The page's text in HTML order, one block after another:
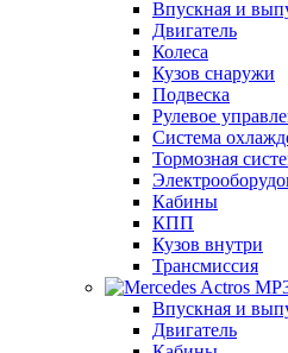
Впускная и
Двигатель
Колеса
Кузов снаружи
Подвеска
Рулевое
Система
Тормозная
Кабины
КПП
Кузов внутри
Трансмиссия
Впускная и
Двигатель